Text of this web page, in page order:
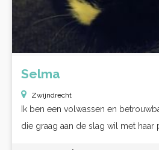
Selma
Zwijndrecht
Ik ben een volwassen en
die graag aan de slag wil met haar